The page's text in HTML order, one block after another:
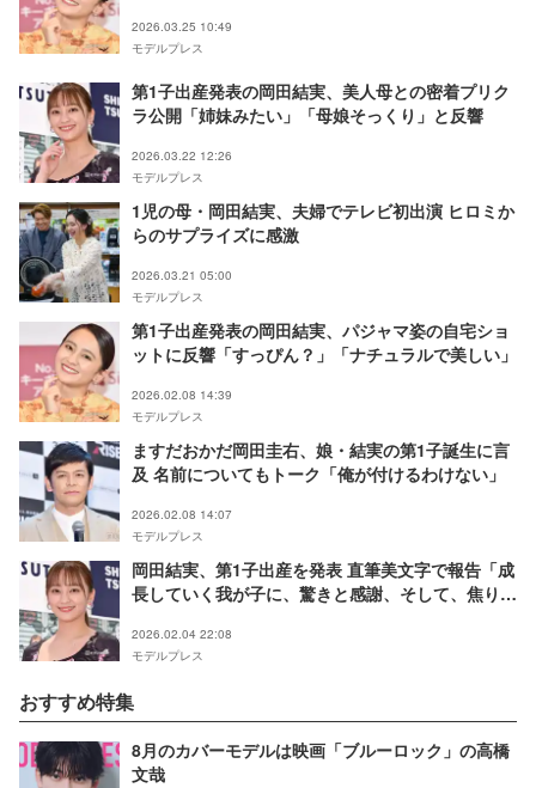
2026.03.25 10:49
モデルプレス
第1子出産発表の岡田結実、美人母との密着プリク
ラ公開「姉妹みたい」「母娘そっくり」と反響
2026.03.22 12:26
モデルプレス
1児の母・岡田結実、夫婦でテレビ初出演 ヒロミか
らのサプライズに感激
2026.03.21 05:00
モデルプレス
第1子出産発表の岡田結実、パジャマ姿の自宅ショ
ットに反響「すっぴん？」「ナチュラルで美しい」
2026.02.08 14:39
モデルプレス
ますだおかだ岡田圭右、娘・結実の第1子誕生に言
及 名前についてもトーク「俺が付けるわけない」
2026.02.08 14:07
モデルプレス
岡田結実、第1子出産を発表 直筆美文字で報告「成
長していく我が子に、驚きと感謝、そして、焦りが
2026.02.04 22:08
モデルプレス
おすすめ特集
8月のカバーモデルは映画「ブルーロック」の高橋
文哉